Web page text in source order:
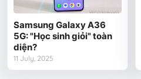
Samsung Galaxy A36
5G: "Học sinh giỏi" toàn
diện?
11 July, 2025